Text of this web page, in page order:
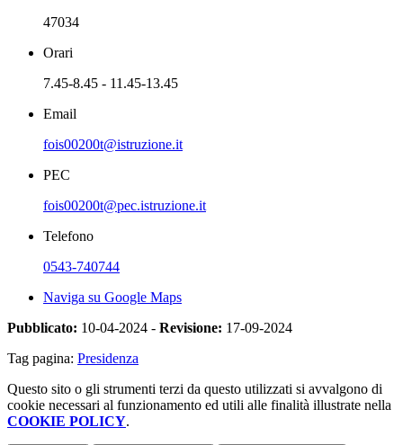
47034
Orari
7.45-8.45 - 11.45-13.45
Email
fois00200t@istruzione.it
PEC
fois00200t@pec.istruzione.it
Telefono
0543-740744
Naviga su Google Maps
Pubblicato: 10-04-2024 - Revisione: 17-09-2024
Tag pagina: Presidenza
Questo sito o gli strumenti terzi da questo utilizzati si avvalgono di
cookie necessari al funzionamento ed utili alle finalità illustrate nella
COOKIE POLICY.